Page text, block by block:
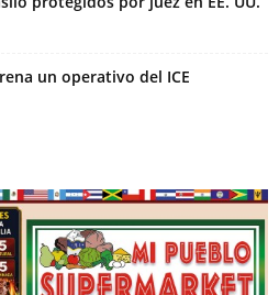
un operativo del ICE